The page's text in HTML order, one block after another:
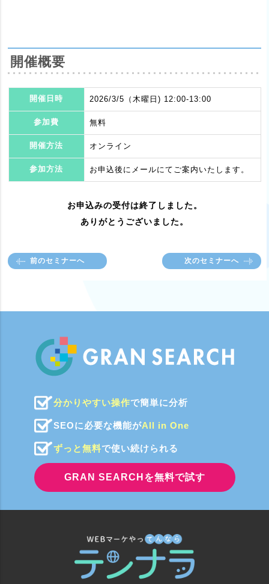
開催概要
開催日時 2026/3/5（木曜日) 12:00-13:00
参加費 無料
開催方法 オンライン
参加方法 お申込後にメールにてご案内いたします。
お申込みの受付は終了しました。
ありがとうございました。
前のセミナーへ 次のセミナーへ
分かりやすい操作で簡単に分析
SEOに必要な機能がAll in One
ずっと無料で使い続けられる
GRAN SEARCHを無料で試す